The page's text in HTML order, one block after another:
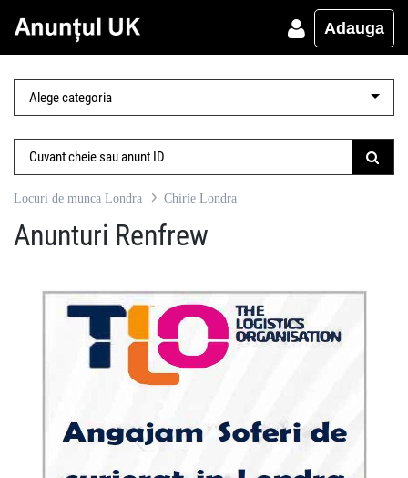
Adauga
Locuri de munca Londra Chirie Londra
Anunturi Renfrew